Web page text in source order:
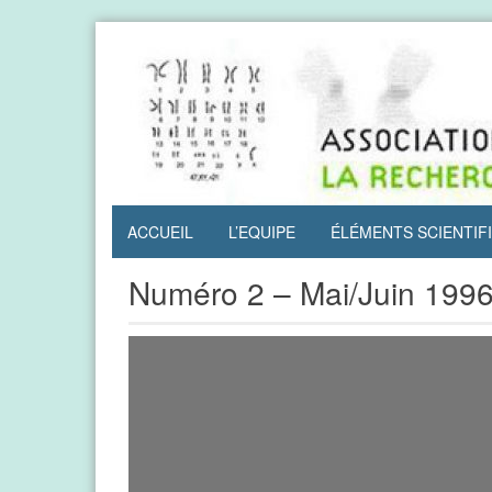
ACCUEIL L’EQUIPE ÉLÉMENTS
Numéro 2 – Mai/Juin 1996